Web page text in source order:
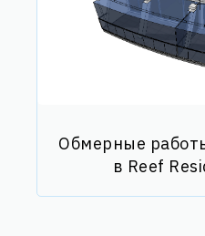
Обмерные
в Reef